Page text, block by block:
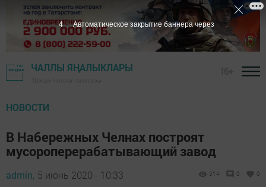
ЧАЛЛЫ ЯҢАЛЫКЛАРЫ
НОВОСТИ
В Набережных Челнах построят
мусороперерабатывающий завод
admin, 5 июнь 2020 - 10:33 514 0 0
3 Автоматическое закрытие баннера через